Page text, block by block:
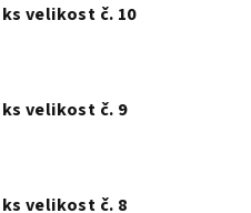
velikost č. 10
velikost č. 9
velikost č. 8